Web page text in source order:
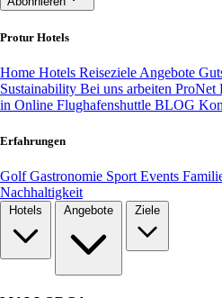
Protur Hotels
Home Hotels Reiseziele Angebote
Sustainability Bei uns arbeiten ProNet
in Online Flughafenshuttle BLOG
Erfahrungen
GolfGastronomie Sport Events
Nachhaltigkeit